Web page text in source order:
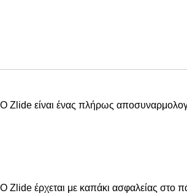
Ο Zlide είναι ένας πλήρως
Ο Zlide έρχεται με καπάκι ασφαλείας στο